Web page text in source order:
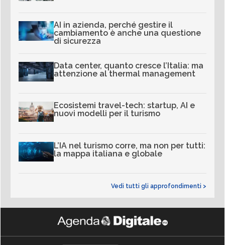
AI in azienda, perché gestire il
cambiamento è anche una questione
di sicurezza
Data center, quanto cresce l’Italia: ma
attenzione al thermal management
Ecosistemi travel-tech: startup, AI e
nuovi modelli per il turismo
L’IA nel turismo corre, ma non per tutti:
la mappa italiana e globale
Vedi tutti gli approfondimenti >